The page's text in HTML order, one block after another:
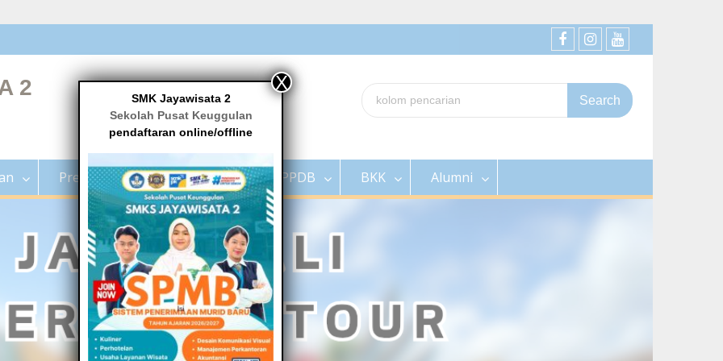
SMK SMK
2
SMK
2
2
Search
for:
Prestasi Program Info PPDB BKK Alumni
SMK Jayawisata 2
Sekolah Pusat Keuggulan
pendaftaran online/offline
X